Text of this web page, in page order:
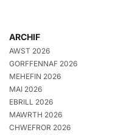
ARCHIF
AWST 2026
GORFFENNAF 2026
MEHEFIN 2026
MAI 2026
EBRILL 2026
MAWRTH 2026
CHWEFROR 2026